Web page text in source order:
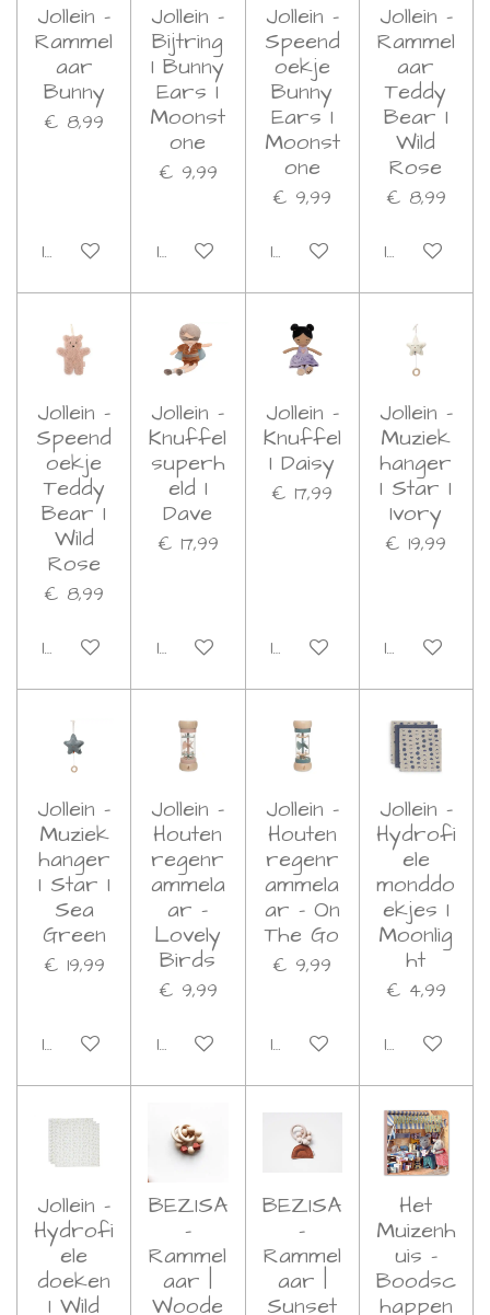
Jollein -
Rammel
aar
Bunny
€ 8,99
In winkelwagen
Jollein -
Bijtring
I Bunny
Ears I
Moonst
one
€ 9,99
In winkelwagen
Jollein -
Speend
oekje
Bunny
Ears I
Moonst
one
€ 9,99
In winkelwagen
Jollein -
Rammel
aar
Teddy
Bear I
Wild
Rose
€ 8,99
In
Jollein -
Speend
oekje
Teddy
Bear I
Wild
Rose
€ 8,99
In winkelwagen
Jollein -
Knuffel
superh
eld I
Dave
€ 17,99
In winkelwagen
Jollein -
Knuffel
I Daisy
€ 17,99
In winkelwagen
Jollein -
Muziek
hanger
I Star I
Ivory
€ 19,99
In
Jollein -
Muziek
hanger
I Star I
Sea
Green
€ 19,99
In winkelwagen
Jollein -
Houten
regenr
ammela
ar -
Lovely
Birds
€ 9,99
In winkelwagen
Jollein -
Houten
regenr
ammela
ar - On
The Go
€ 9,99
In winkelwagen
Jollein -
Hydrofi
ele
monddo
ekjes I
Moonlig
ht
€ 4,99
In
Jollein -
Hydrofi
ele
doeken
I Wild
BEZISA
-
Rammel
aar |
Woode
BEZISA
-
Rammel
aar |
Sunset
Het
Muizenh
uis -
Boodsc
happen